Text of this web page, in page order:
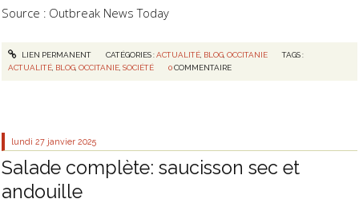
Source : Outbreak News Today
LIEN PERMANENT CATÉGORIES :ACTUALITÉ, BLOG, OCCITANIE
TAGS :
ACTUALITÉ BLOG ,OCCITANIE ,SOCIÉTÉ 0 COMMENTAIRE
lundi 27 janvier 2025
Salade complète: saucisson sec et
andouille